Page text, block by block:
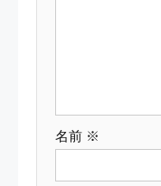
名前 ※